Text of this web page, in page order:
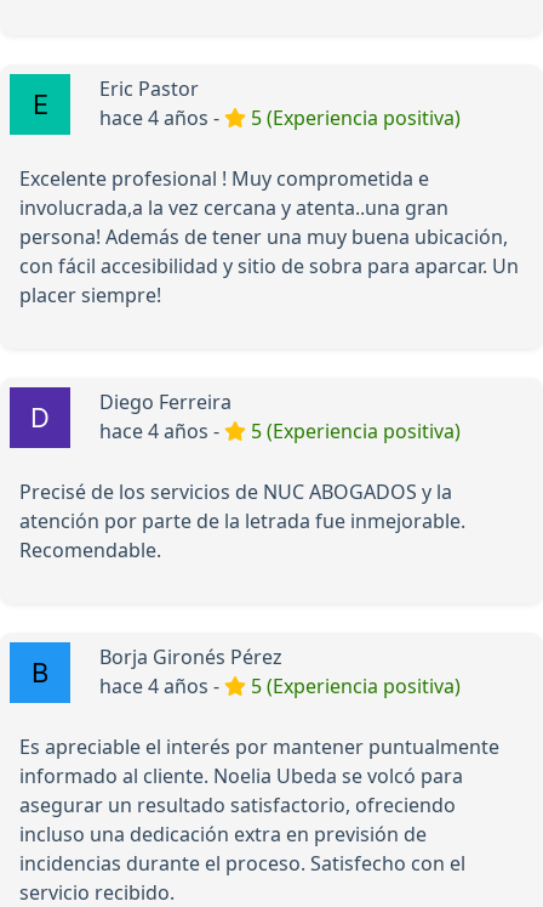
Eric Pastor
hace 4 años -
5 (Experiencia positiva)
Excelente profesional ! Muy comprometida e
involucrada,a la vez cercana y atenta..una gran
persona! Además de tener una muy buena ubicación,
con fácil accesibilidad y sitio de sobra para aparcar. Un
placer siempre!
Diego Ferreira
hace 4 años -
5 (Experiencia positiva)
Precisé de los servicios de NUC ABOGADOS y la
atención por parte de la letrada fue inmejorable.
Recomendable.
Borja Gironés Pérez
hace 4 años -
5 (Experiencia positiva)
Es apreciable el interés por mantener puntualmente
informado al cliente. Noelia Ubeda se volcó para
asegurar un resultado satisfactorio, ofreciendo
incluso una dedicación extra en previsión de
incidencias durante el proceso. Satisfecho con el
servicio recibido.